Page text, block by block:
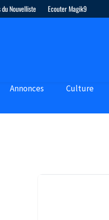
Nouvelliste Ecouter Magik9
Annonces Culture